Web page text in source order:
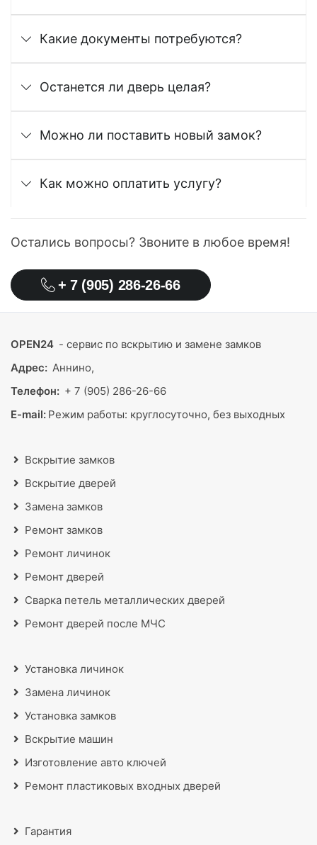
Какие документы потребуются?
Останется ли дверь целая?
Можно ли поставить новый замок?
Как можно оплатить услугу?
Остались вопросы? Звоните в любое время!
+ 7 (905) 286-26-66
OPEN24 - сервис по вскрытию и замене замков
Адрес: Аннино,
Телефон: + 7 (905) 286-26-66
E-mail: Режим работы: круглосуточно, без выходных
Вскрытие замков
Вскрытие дверей
Замена замков
Ремонт замков
Ремонт личинок
Ремонт дверей
Сварка петель металлических дверей
Ремонт дверей после МЧС
Установка личинок
Замена личинок
Установка замков
Вскрытие машин
Изготовление авто ключей
Ремонт пластиковых входных дверей
Гарантия